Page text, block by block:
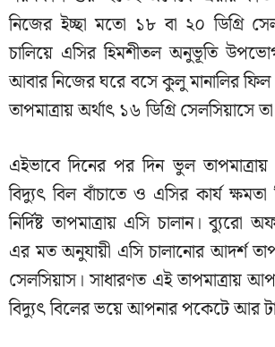
নিজের ইচ্ছা মতো ১৮ বা ২০ ডিগ্রি
চালিয়ে এসির হিমশীতল অনুভূতি
আবার নিজের ঘরে বসে কুলু মানালির ফিল
তাপমাত্রায় অর্থাৎ ১৬ ডিগ্রি সেলসিয়াসে
এইভাবে দিনের পর দিন ভুল তাপমাত্রায়
বিদ্যুৎ বিল বাঁচাতে ও এসির কার্য
নির্দিষ্ট তাপমাত্রায় এসি চালান। ব্যুরো
এর মত অনুযায়ী এসি চালানোর আদর্শ
সেলসিয়াস। সাধারণত এই তাপমাত্রায়
বিদ্যুৎ বিলের ভয়ে আপনার পকেটে আর